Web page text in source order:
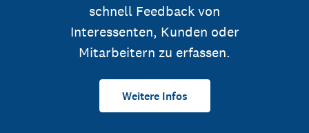
schnell Feedback von
Interessenten, Kunden oder
Mitarbeitern zu erfassen.
Weitere Infos